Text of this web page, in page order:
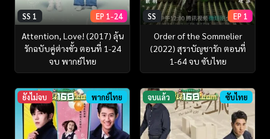
SS 1 EP 1-24
Attention, Love! (2017) ลุ้น
รักฉบับคู่ต่างขั้ว ตอนที่ 1-24
จบ พากย์ไทย
SS EP 1
Order of the Sommelier
(2022) สุราบัญชารัก ตอนที่
1-64 จบ ซับไทย
ยังไม่จบ พากย์ไทย จบแล้ว ซับไทย